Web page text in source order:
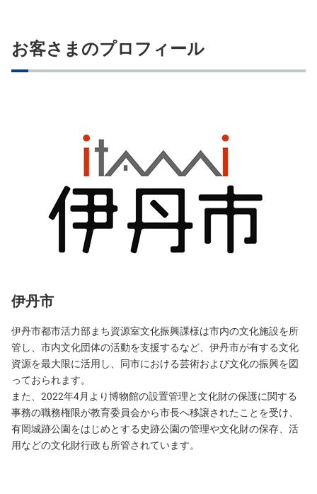
お客さまのプロフィール
伊丹市
伊丹市都市活力部まち資源室文化振興課様は市内の文化施設を所
管し、市内文化団体の活動を支援するなど、伊丹市が有する文化
資源を最大限に活用し、同市における芸術および文化の振興を図
っておられます。
また、2022年4月より博物館の設置管理と文化財の保護に関する
事務の職務権限が教育委員会から市長へ移譲されたことを受け、
有岡城跡公園をはじめとする史跡公園の管理や文化財の保存、活
用などの文化財行政も所管されています。